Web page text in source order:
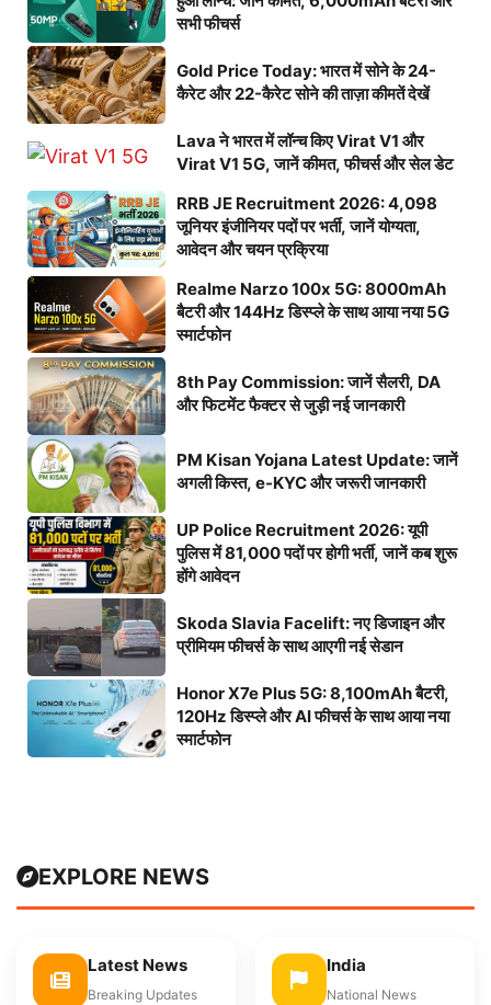
सभी फीचर्स
Gold Price Today: भारत में सोने के 24-
कैरेट और 22-कैरेट सोने की ताज़ा कीमतें देखें
Lava ने भारत में लॉन्च किए Virat V1 और
Virat V1 5G, जानें कीमत, फीचर्स और सेल डेट
RRB JE Recruitment 2026: 4,098
जूनियर इंजीनियर पदों पर भर्ती, जानें योग्यता,
आवेदन और चयन प्रक्रिया
Realme Narzo 100x 5G: 8000mAh
बैटरी और 144Hz डिस्प्ले के साथ आया नया 5G
स्मार्टफोन
8th Pay Commission: जानें सैलरी, DA
और फिटमेंट फैक्टर से जुड़ी नई जानकारी
PM Kisan Yojana Latest Update: जानें
अगली किस्त, e-KYC और जरूरी जानकारी
UP Police Recruitment 2026: यूपी
पुलिस में 81,000 पदों पर होगी भर्ती, जानें कब शुरू
होंगे आवेदन
Skoda Slavia Facelift: नए डिजाइन और
प्रीमियम फीचर्स के साथ आएगी नई सेडान
Honor X7e Plus 5G: 8,100mAh बैटरी,
120Hz डिस्प्ले और AI फीचर्स के साथ आया नया
स्मार्टफोन
EXPLORE NEWS
Latest News
Breaking Updates
India
National News